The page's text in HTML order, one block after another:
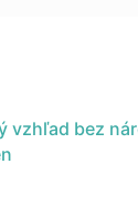
vzhľad bez